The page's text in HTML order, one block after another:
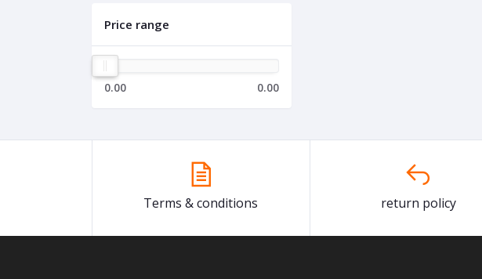
Price range
0.00 0.00
Terms & conditions return policy